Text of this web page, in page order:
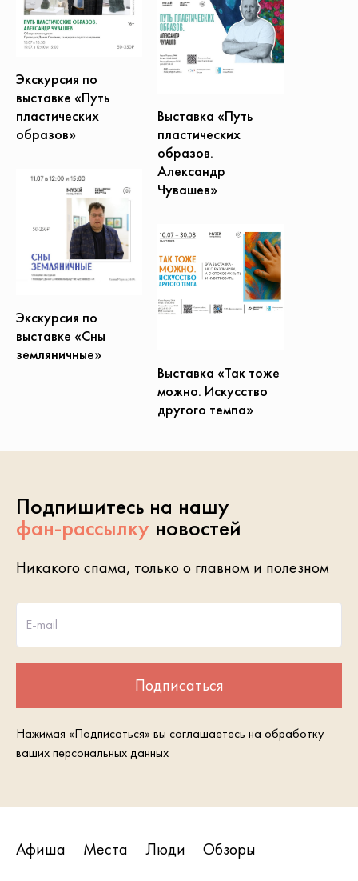
Экскурсия по
выставке «Путь
пластических
образов»
Выставка «Путь
пластических
образов.
Александр
Чувашев»
Экскурсия по
выставке «Сны
земляничные»
Выставка «Так тоже
можно. Искусство
другого темпа»
Подпишитесь на нашу
фан-рассылку новостей
Никакого спама, только о главном и полезном
E-mail
Подписаться
Нажимая «Подписаться» вы соглашаетесь на обработку
ваших персональных данных
Афиша Места Люди Обзоры